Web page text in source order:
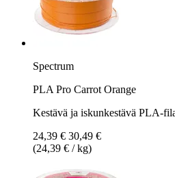
Spectrum
PLA Pro Carrot Orange
Kestävä ja iskunkestävä PLA-
24,39 € 30,49 €
(24,39 € / kg)